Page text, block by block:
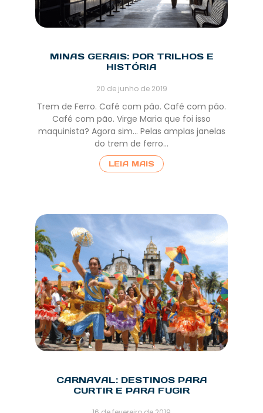
MINAS GERAIS: POR TRILHOS E
HISTÓRIA
20 de junho de 2019
Trem de Ferro. Café com pão. Café com pão.
Café com pão. Virge Maria que foi isso
maquinista? Agora sim… Pelas amplas janelas
do trem de ferro…
LEIA MAIS
CARNAVAL: DESTINOS PARA
CURTIR E PARA FUGIR